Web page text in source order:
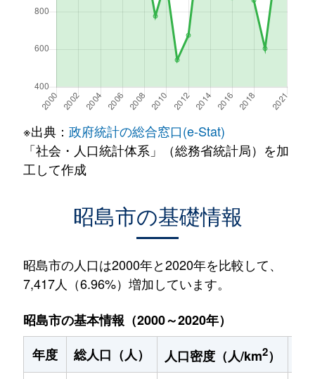
※出典： 政府統計の総合窓口(e-Stat)
「社会・人口統計体系」（総務省統計局）を加
工して作成
昭島市の基礎情報
昭島市の人口は2000年と2020年を比較して、
7,417人（6.96%）増加しています。
昭島市の基本情報（2000～2020年）
年度
総人口（人） 人口密度（人/km2）